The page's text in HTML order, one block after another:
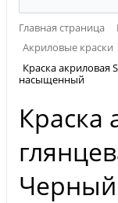
Главная страница
Акриловые краски
Краска акриловая
насыщенный
Краска